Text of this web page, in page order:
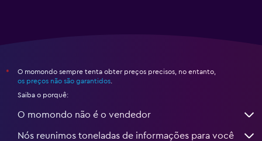
*
O momondo sempre tenta obter preços precisos, no entanto,
os preços não são garantidos
Saiba o porquê:
O momondo não é o vendedor
Nós reunimos toneladas de informações para você